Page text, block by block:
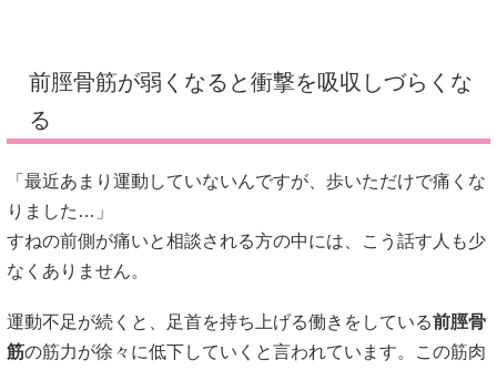
前脛骨筋が弱くなると衝撃を吸収しづらくな
る
「最近あまり運動していないんですが、歩いただけで痛くな
りました…」
すねの前側が痛いと相談される方の中には、こう話す人も少
なくありません。
運動不足が続くと、足首を持ち上げる働きをしている前脛骨
筋の筋力が徐々に低下していくと言われています。この筋肉